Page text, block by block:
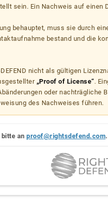
sein. Ein Nachweis auf einen
behauptet, muss sie durch
bestand und die
nicht als gültigen
„Proof of License“.
oder nachträgliche
des Nachweises führen.
an proof@rightsdefend.com.